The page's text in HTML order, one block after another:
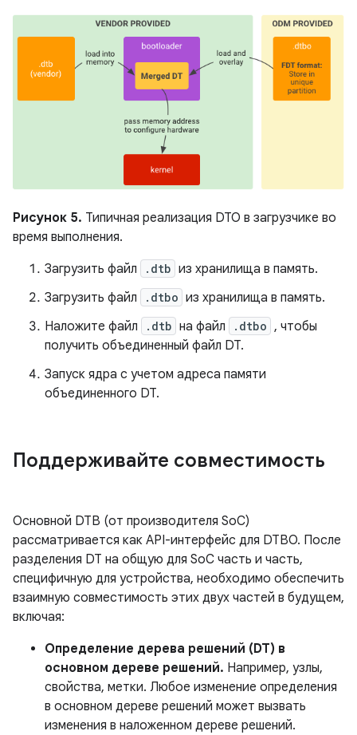
Рисунок 5. Типичная реализация DTO в загрузчике во
время выполнения.
Загрузить файл
.dtb из хранилища в память.
Загрузить файл
.dtbo из хранилища в память.
Наложите файл
.dtb на файл .dtbo , чтобы
получить объединенный файл DT.
Запуск ядра с учетом адреса памяти
объединенного DT.
Поддерживайте совместимость
Основной DTB (от производителя SoC)
рассматривается как API-интерфейс для DTBO. После
разделения DT на общую для SoC часть и часть,
специфичную для устройства, необходимо обеспечить
взаимную совместимость этих двух частей в будущем,
включая:
Определение дерева решений (DT) в
основном дереве решений. Например, узлы,
свойства, метки. Любое изменение определения
в основном дереве решений может вызвать
изменения в наложенном дереве решений.